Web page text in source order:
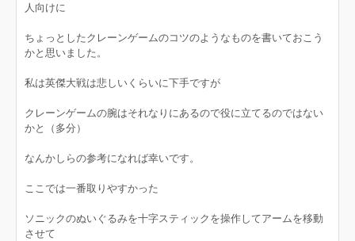
人向けに
ちょっとしたクレーンゲームのコツのようなものを書いておこう
かと思いました。
私は英傑大戦は悲しいくらいに下手ですが
クレーンゲームの腕はそれなりにあるので役に立てるのではない
かと（多分）
なんかしらの参考になれば幸いです。
ここでは一番取りやすかった
ソニックのぬいぐるみを十字スティックを操作してアームを移動
させて